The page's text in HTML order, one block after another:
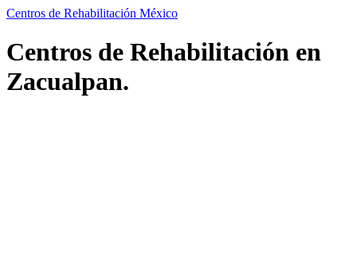
Centros de Rehabilitación México
Centros de Rehabilitación en
Zacualpan.